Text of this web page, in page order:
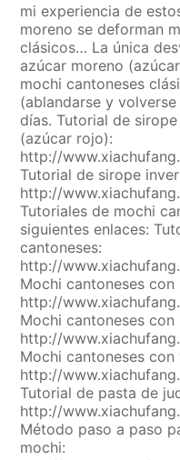
mi experiencia de
moreno se deforman
clásicos… La única
azúcar moreno
mochi cantoneses
(ablandarse y
días. Tutorial de
(azúcar rojo):
http://
Tutorial de sirope
http://
Tutoriales de mochi
siguientes enlaces:
cantoneses:
http://
Mochi cantoneses
http://
Mochi cantoneses
http://
Mochi cantoneses con
http://
Tutorial de pasta de
http://
Método paso a paso
mochi: